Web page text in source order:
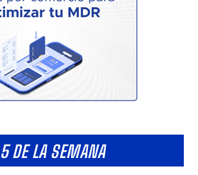
DE LA SEMANA